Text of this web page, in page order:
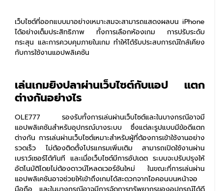
เว็บไซต์ที่ออกแบบมาอย่างเหมาะสมจะสามารถแสดงผลบน iPhone
ได้อย่างเต็มประสิทธิภาพ ทั้งการเลือกห้องเกม การปรับระดับ
กระสุน และการควบคุมภายในเกม ทำให้ได้รับประสบการณ์ใกล้เคียง
กับการใช้งานแอปพลิเคชัน
เล่นเกมยิงปลาผ่านเว็บไซต์กับแอป แตก
ต่างกันอย่างไร
OLE777 รองรับทั้งการเล่นผ่านเว็บไซต์และในบางกรณีอาจมี
แอปพลิเคชันสำหรับอุปกรณ์บางระบบ ซึ่งแต่ละรูปแบบมีข้อดีแตก
ต่างกัน การเล่นผ่านเว็บไซต์เหมาะสำหรับผู้ที่ต้องการเข้าใช้งานอย่าง
รวดเร็ว ไม่ต้องติดตั้งโปรแกรมเพิ่มเติม สามารถเปิดใช้งานผ่าน
เบราว์เซอร์ได้ทันที และเมื่อเว็บไซต์มีการอัปเดต ระบบจะปรับปรุงให้
อัตโนมัติโดยไม่ต้องดาวน์โหลดเวอร์ชันใหม่ ในขณะที่การเล่นผ่าน
แอปพลิเคชันอาจช่วยให้เข้าถึงเกมได้สะดวกจากไอคอนบนหน้าจอ